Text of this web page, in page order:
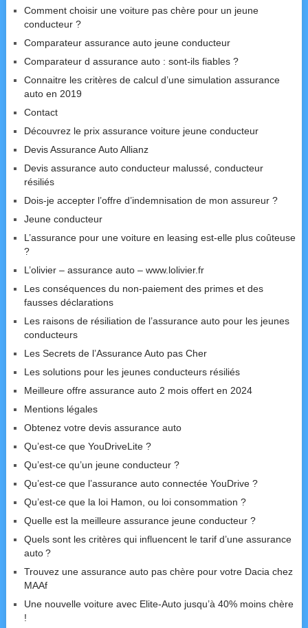
Comment choisir une voiture pas chère pour un jeune
conducteur ?
Comparateur assurance auto jeune conducteur
Comparateur d assurance auto : sont-ils fiables ?
Connaitre les critères de calcul d’une simulation assurance
auto en 2019
Contact
Découvrez le prix assurance voiture jeune conducteur
Devis Assurance Auto Allianz
Devis assurance auto conducteur malussé, conducteur
résiliés
Dois-je accepter l’offre d’indemnisation de mon assureur ?
Jeune conducteur
L’assurance pour une voiture en leasing est-elle plus coûteuse
?
L’olivier – assurance auto – www.lolivier.fr
Les conséquences du non-paiement des primes et des
fausses déclarations
Les raisons de résiliation de l’assurance auto pour les jeunes
conducteurs
Les Secrets de l’Assurance Auto pas Cher
Les solutions pour les jeunes conducteurs résiliés
Meilleure offre assurance auto 2 mois offert en 2024
Mentions légales
Obtenez votre devis assurance auto
Qu’est-ce que YouDriveLite ?
Qu’est-ce qu’un jeune conducteur ?
Qu’est-ce que l’assurance auto connectée YouDrive ?
Qu’est-ce que la loi Hamon, ou loi consommation ?
Quelle est la meilleure assurance jeune conducteur ?
Quels sont les critères qui influencent le tarif d’une assurance
auto ?
Trouvez une assurance auto pas chère pour votre Dacia chez
MAAf
Une nouvelle voiture avec Elite-Auto jusqu’à 40% moins chère
!